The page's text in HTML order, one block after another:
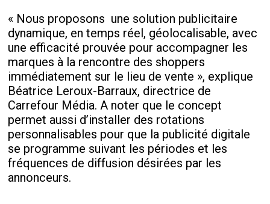
« Nous proposons une solution publicitaire
dynamique, en temps réel, géolocalisable, avec
une efficacité prouvée pour accompagner les
marques à la rencontre des shoppers
immédiatement sur le lieu de vente », explique
Béatrice Leroux-Barraux, directrice de
Carrefour Média. A noter que le concept
permet aussi d’installer des rotations
personnalisables pour que la publicité digitale
se programme suivant les périodes et les
fréquences de diffusion désirées par les
annonceurs.